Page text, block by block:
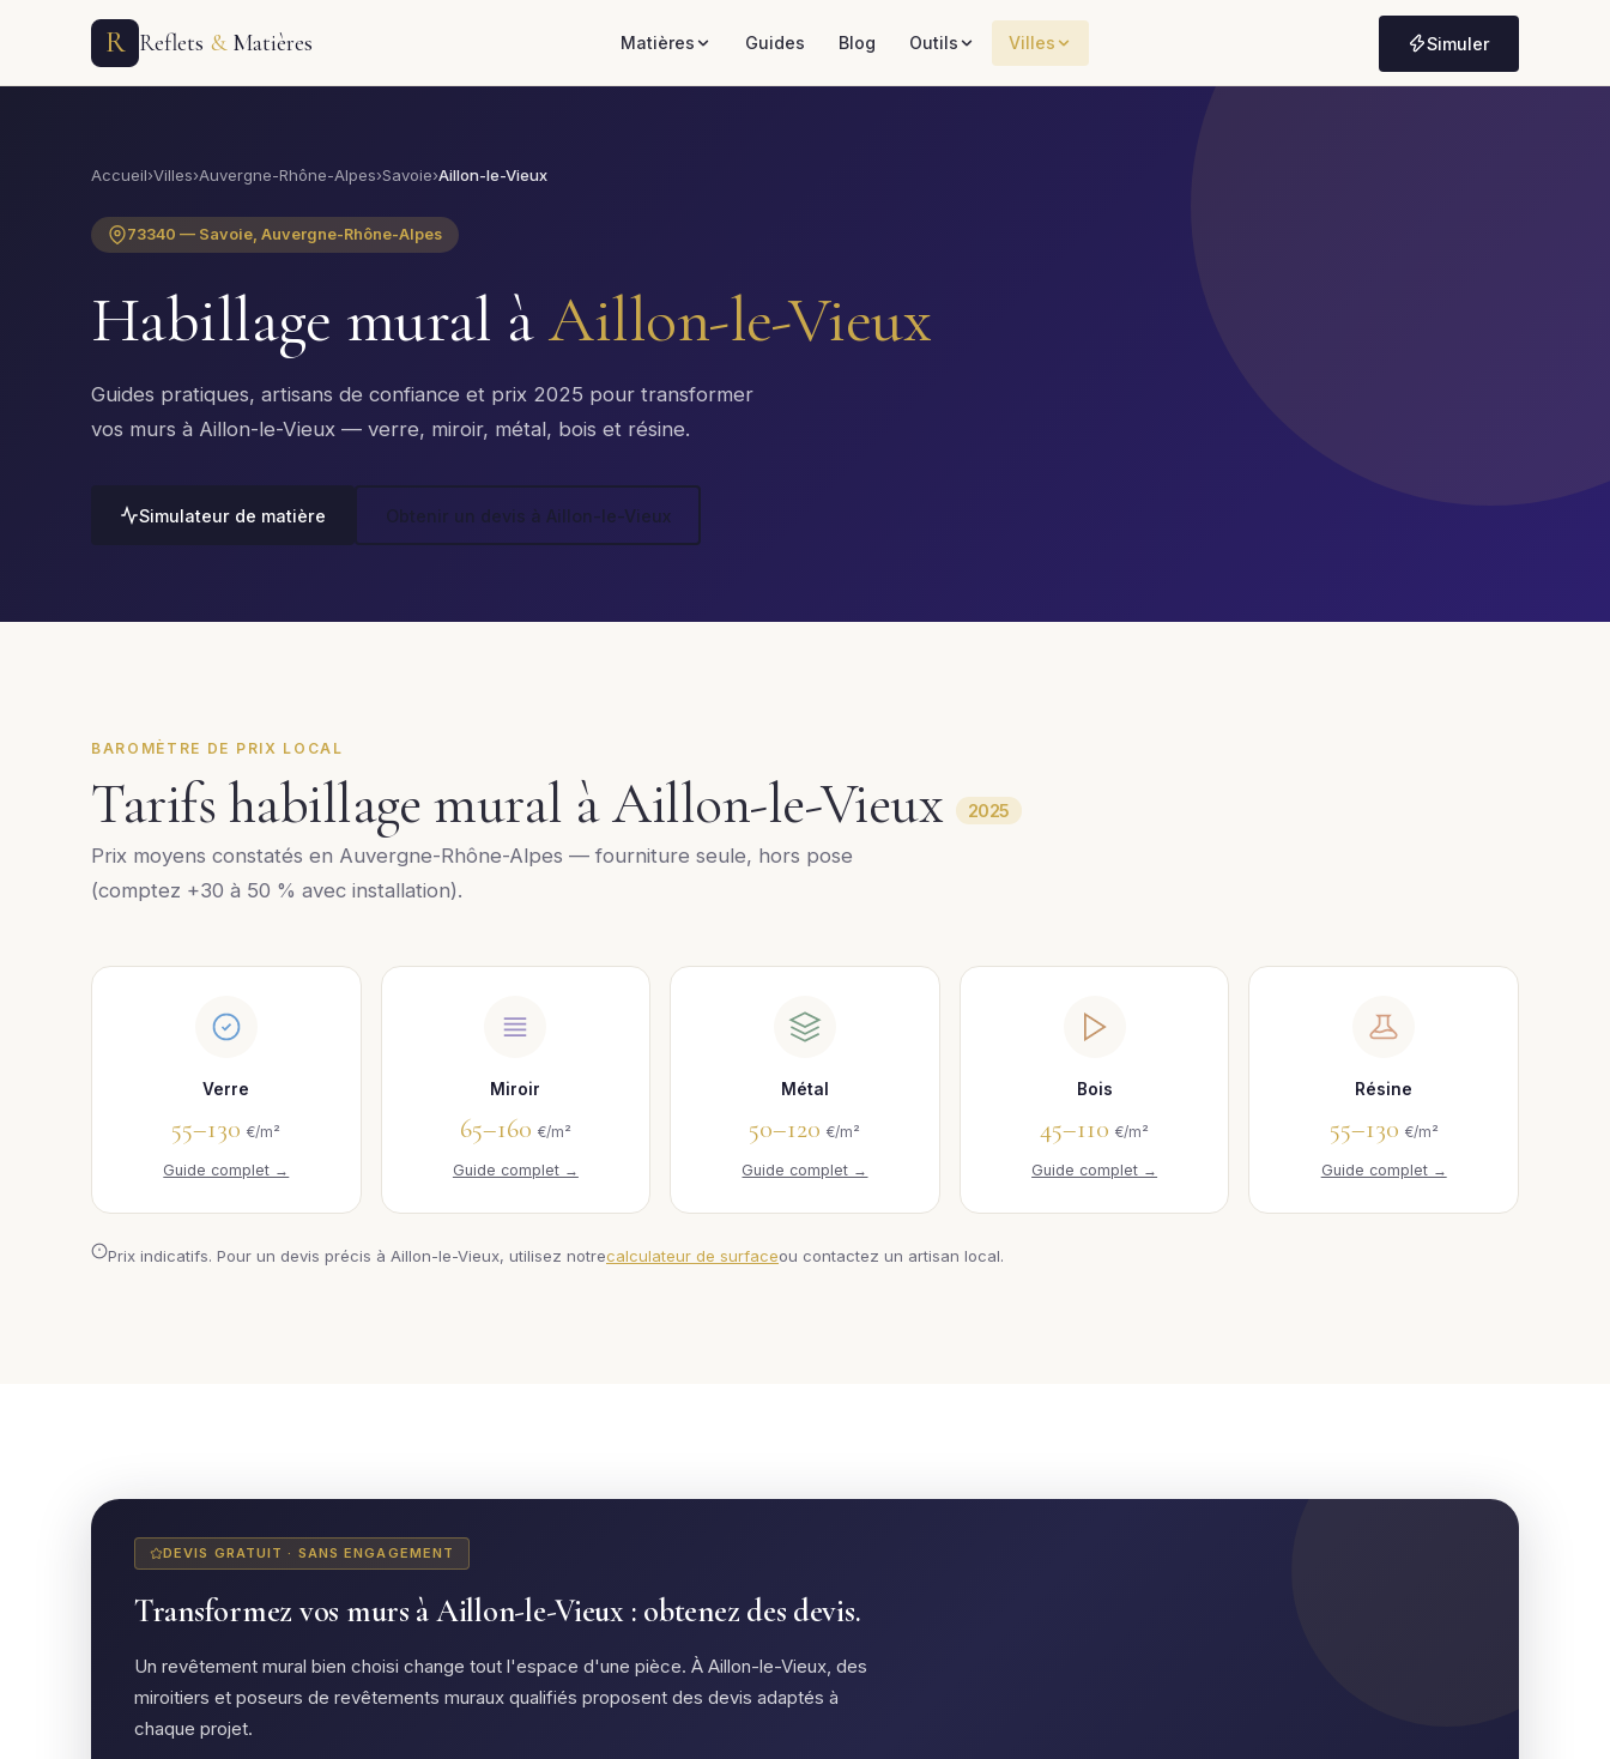
R Reflets &Matières Matières Guides Blog Outils Villes Simuler
Accueil›Villes›Auvergne-Rhône-Alpes›Savoie›Aillon-le-Vieux
73340 — Savoie, Auvergne-Rhône-Alpes
Habillage mural àAillon-le-Vieux
Guides pratiques, artisans de confiance et prix 2025 pour transformer
vos murs à Aillon-le-Vieux — verre, miroir, métal, bois et résine.
Simulateur de matière Obtenir un devis à Aillon-le-Vieux
BAROMÈTRE DE PRIX LOCAL
Tarifs habillage mural à Aillon-le-Vieux 2025
Prix moyens constatés en Auvergne-Rhône-Alpes — fourniture seule, hors pose
(comptez +30 à 50 % avec installation).
Verre
55–130€/m²
Guide complet →
Miroir
65–160 €/m²
Guide complet →
Métal
50–120€/m²
Guide complet →
Bois
45–110€/m²
Guide complet →
Résine
55–130 €/m²
Guide complet →
Prix indicatifs. Pour un devis précis à Aillon-le-Vieux, utilisez notrecalculateur de surfaceou contactez un artisan local.
DEVIS GRATUIT · SANS ENGAGEMENT
Transformez vos murs à Aillon-le-Vieux : obtenez des devis.
Un revêtement mural bien choisi change tout l'espace d'une pièce. À Aillon-le-Vieux, des
miroitiers et poseurs de revêtements muraux qualifiés proposent des devis adaptés à
chaque projet.